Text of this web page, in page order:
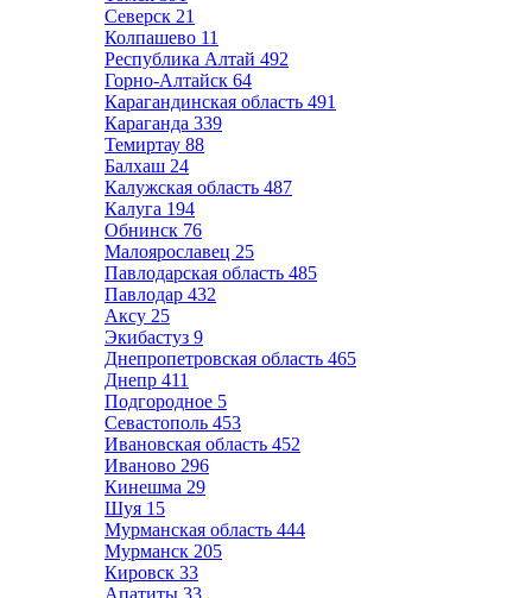
Северск 21
Колпашево 11
Республика Алтай 492
Горно-Алтайск 64
Карагандинская область 491
Караганда 339
Темиртау 88
Балхаш 24
Калужская область 487
Калуга 194
Обнинск 76
Малоярославец 25
Павлодарская область 485
Павлодар 432
Аксу 25
Экибастуз 9
Днепропетровская область 465
Днепр 411
Подгородное 5
Севастополь 453
Ивановская область 452
Иваново 296
Кинешма 29
Шуя 15
Мурманская область 444
Мурманск 205
Кировск 33
Апатиты 33